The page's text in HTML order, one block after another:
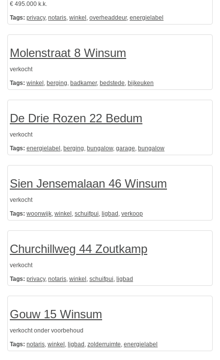
€ 495.000 k.k.
Tags: privacy, notaris, winkel , overheaddeur, energielabel
Molenstraat 8 Winsum
verkocht
Tags: winkel , berging, badkamer, bedstede, bijkeuken
De Drie Rozen 22 Bedum
verkocht
Tags: energielabel , berging, bungalow, garage, bungalow
Sien Jensemalaan 46 Winsum
verkocht
Tags: woonwijk, winkel , schuifpui, ligbad , verkoop
Churchillweg 44 Zoutkamp
verkocht
Tags: privacy, notaris, winkel , schuifpui, ligbad
Gouw 15 Winsum
verkocht onder voorbehoud
Tags: notaris, winkel , ligbad , zolderruimte, energielabel